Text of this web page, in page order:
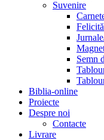
Suvenire
Semn
Biblia-online
Proiecte
Despre noi
Contacte
Livrare